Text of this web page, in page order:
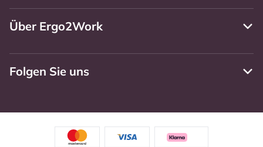
Über Ergo2Work
Folgen Sie uns